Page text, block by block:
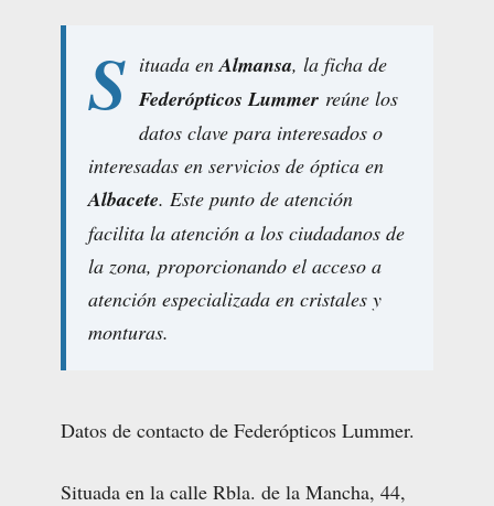
S ituada enAlmansa, la ficha de
Federópticos Lummer reúne los
datos clave para interesados o
interesadas en servicios de óptica en
Albacete. Este punto de atención
facilita la atención a los ciudadanos de
la zona, proporcionando el acceso a
atención especializada en cristales y
monturas.
Datos de contacto de Federópticos Lummer.
Situada en la calle Rbla. de la Mancha, 44,